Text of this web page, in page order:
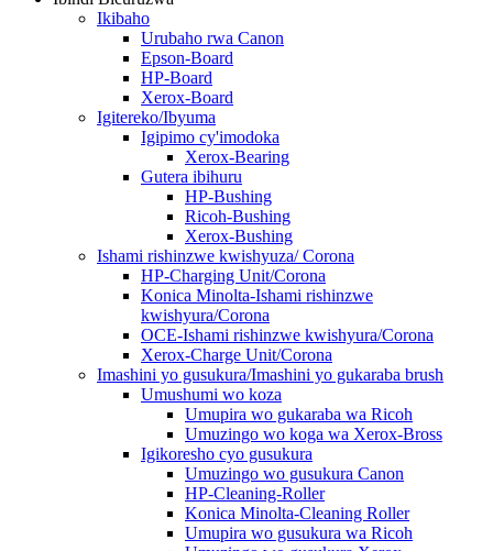
Ikibaho
Urubaho rwa Canon
Epson-Board
HP-Board
Xerox-Board
Igitereko/Ibyuma
Igipimo cy'imodoka
Xerox-Bearing
Gutera ibihuru
HP-Bushing
Ricoh-Bushing
Xerox-Bushing
Ishami rishinzwe kwishyuza/ Corona
HP-Charging Unit/Corona
Konica Minolta-Ishami rishinzwe
kwishyura/Corona
OCE-Ishami rishinzwe kwishyura/Corona
Xerox-Charge Unit/Corona
Imashini yo gusukura/Imashini yo gukaraba brush
Umushumi wo koza
Umupira wo gukaraba wa Ricoh
Umuzingo wo koga wa Xerox-Bross
Igikoresho cyo gusukura
Umuzingo wo gusukura Canon
HP-Cleaning-Roller
Konica Minolta-Cleaning Roller
Umupira wo gusukura wa Ricoh